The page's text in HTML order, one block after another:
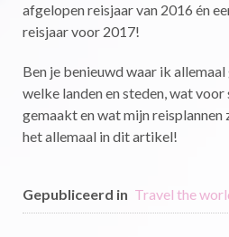
afgelopen reisjaar van 2016 én
reisjaar voor 2017!
Ben je benieuwd waar ik
welke landen en steden, wat
gemaakt en wat mijn reisplannen
het allemaal in dit artikel!
Gepubliceerd in Travel the